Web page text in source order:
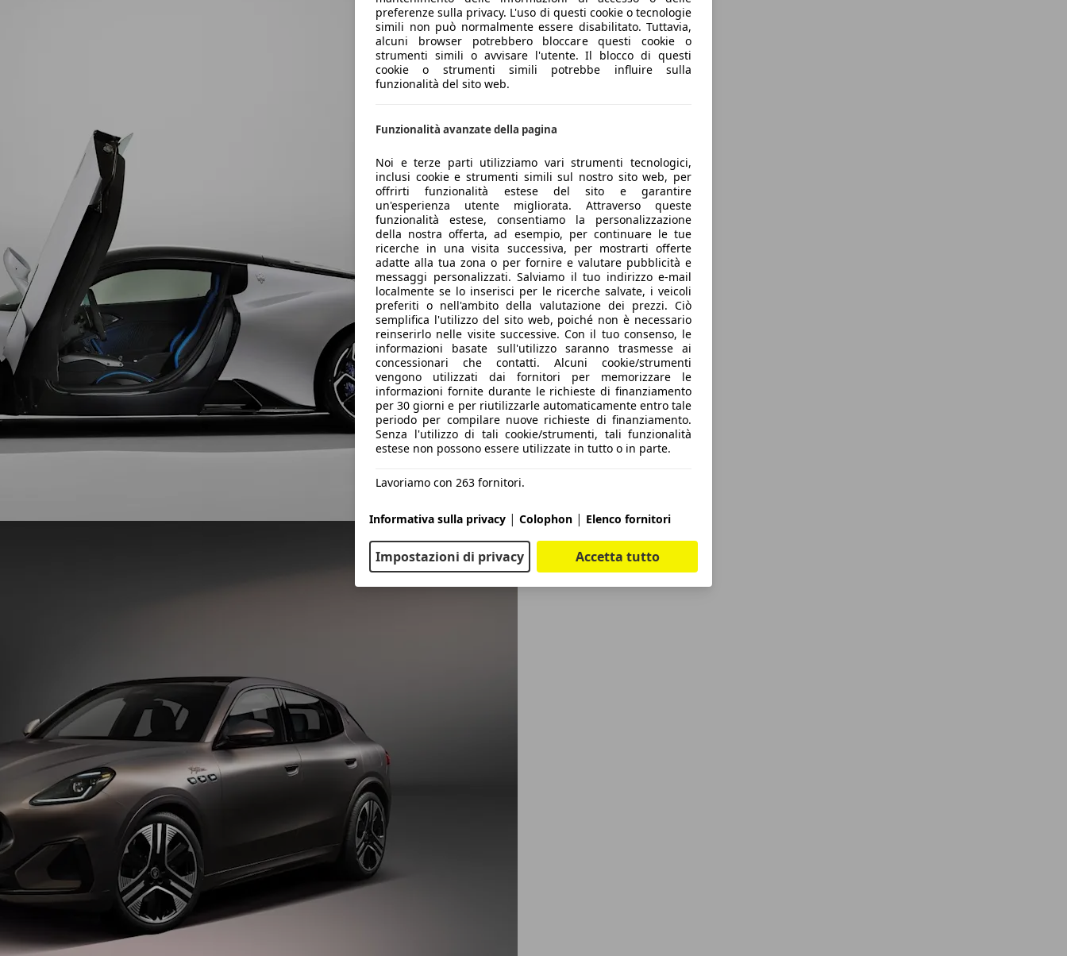
preferenze sulla privacy. L'uso di questi cookie o tecnologie
simili non può normalmente essere disabilitato. Tuttavia,
alcuni browser potrebbero bloccare questi cookie o
strumenti simili o avvisare l'utente. Il blocco di questi
cookie o strumenti simili potrebbe influire sulla
funzionalità del sito web.
Funzionalità avanzate della pagina
Noi e terze parti utilizziamo vari strumenti tecnologici,
inclusi cookie e strumenti simili sul nostro sito web, per
offrirti funzionalità estese del sito e garantire
un'esperienza utente migliorata. Attraverso queste
funzionalità estese, consentiamo la personalizzazione
della nostra offerta, ad esempio, per continuare le tue
ricerche in una visita successiva, per mostrarti offerte
adatte alla tua zona o per fornire e valutare pubblicità e
messaggi personalizzati. Salviamo il tuo indirizzo e-mail
localmente se lo inserisci per le ricerche salvate, i veicoli
preferiti o nell'ambito della valutazione dei prezzi. Ciò
semplifica l'utilizzo del sito web, poiché non è necessario
reinserirlo nelle visite successive. Con il tuo consenso, le
informazioni basate sull'utilizzo saranno trasmesse ai
concessionari che contatti. Alcuni cookie/strumenti
vengono utilizzati dai fornitori per memorizzare le
informazioni fornite durante le richieste di finanziamento
per 30 giorni e per riutilizzarle automaticamente entro tale
periodo per compilare nuove richieste di finanziamento.
Senza l'utilizzo di tali cookie/strumenti, tali funzionalità
estese non possono essere utilizzate in tutto o in parte.
Lavoriamo con 263 fornitori.
Informativa sulla privacy | Colophon | Elenco fornitori
Impostazioni di privacy Accetta tutto